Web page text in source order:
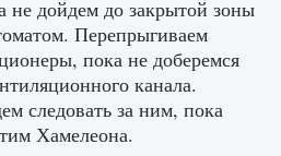
не дойдем до закрытой зоны
Перепрыгиваем
пока не доберемся
канала.
следовать за ним, пока
Хамелеона.